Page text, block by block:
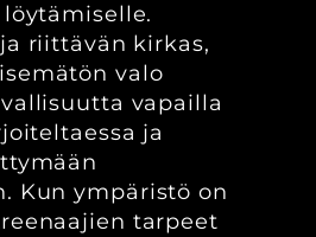
riittävän kirkas,
valo
vapailla
ja
Kun ympäristö on
tarpeet